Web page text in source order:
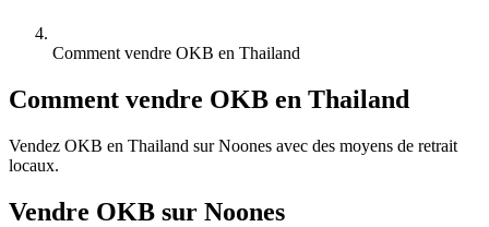
Comment vendre OKB en Thailand
Comment vendre OKB en Thailand
Vendez OKB en Thailand sur Noones avec des moyens de retrait
locaux.
Vendre OKB sur Noones